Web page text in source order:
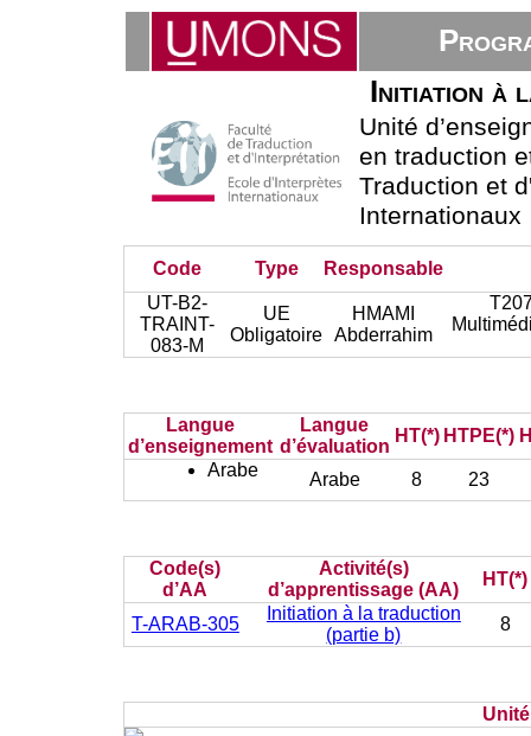
Initiation à
Unité
en traduction
Traduction et
Internationaux
Code Type
Responsable
UT-B2-
TRAINT-
083-M
UE
Obligatoire
HMAMI
Abderrahim
Langue
d’enseignement
Langue
d’évaluation
HT(*) HTPE(*)
Arabe
Arabe 8 23
Code(s)
d’AA
Activité(s)
d’apprentissage (AA)
HT(*)
T-ARAB-305
Initiation à la traduction
(partie b)
8